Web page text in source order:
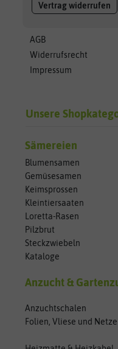
Vertrag widerrufen
AGB
Widerrufsrecht
Impressum
Unsere
Sämereien
Blumensamen
Gemüsesamen
Keimsprossen
Kleintiersaaten
Loretta-Rasen
Pilzbrut
Steckzwiebeln
Kataloge
Anzucht &
Anzuchtschalen
Folien, Vliese und Netze